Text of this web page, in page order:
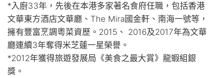
*入廚33年，先後在本港多家著名食府任職，包括香港
文華東方酒店文華廳、The Mira國金軒、南海一號等，
擁有豐富烹調粵菜資歷。2015、 2016及2017年為文華
廳連續3年奪得米芝蓮一星榮譽。
*2012年獲得旅遊發展局《美食之最大賞》龍蝦組銀
獎。